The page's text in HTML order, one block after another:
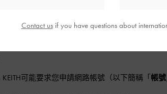
法律或CHARLES & KEITH書面授權之特殊情況
KEITH可能要求您申請網路帳號（以下簡稱「 帳號
Contact usif you have questions about